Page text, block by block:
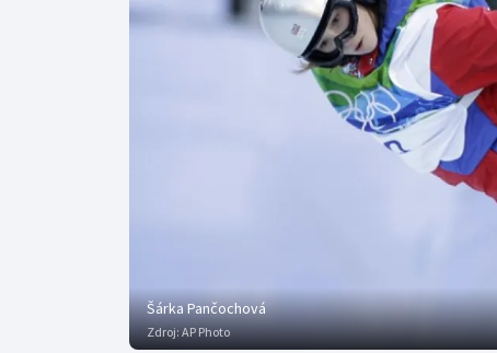
Curling
Dostihy
Florbal
Šárka Pančochová
Zdroj:AP Photo